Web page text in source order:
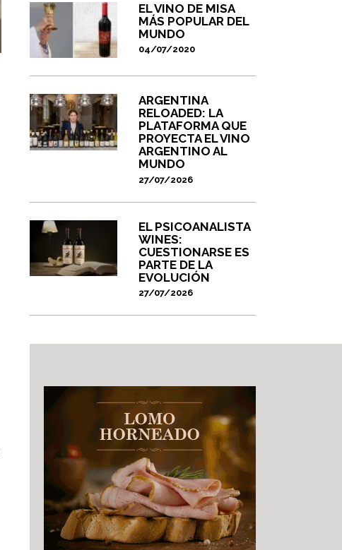
EL VINO DE MISA
MÁS POPULAR DEL
MUNDO
04/07/2020
ARGENTINA
RELOADED: LA
PLATAFORMA QUE
PROYECTA EL VINO
ARGENTINO AL
MUNDO
27/07/2026
EL PSICOANALISTA
WINES:
CUESTIONARSE ES
PARTE DE LA
EVOLUCIÓN
27/07/2026